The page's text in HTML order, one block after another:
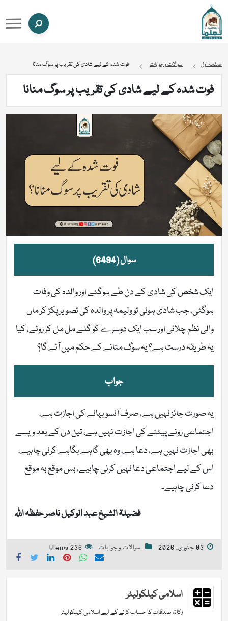
صفحہ اول سوالات و جوابات فوت شدہ کے لیے شادی کی تقریب پر سوگ منانا
فوت شدہ کے لیے شادی کی تقریب پر سوگ منانا
سوال (6494)
ایک شخص کی شادی کے دن طے ہوگئے اور والدہ کی وفات
ہوگئی، جب شادی ہوئی تو ولیمہ پر والدہ کی تصویر پکڑ کر ماں
والی نظم چلائی اور سب ایک دوسرے کو گلے مل مل کر روئے، کیا
یہ طریقہ درست ہے؟ یہ سوگ منانے کے حکم میں آئے گا؟
جواب
یہ صورت جائز نہیں ہے، صرف آنسو بہانے کی اجازت ہے،
اجتماعی رونے پیٹنے کی اجازت نہیں ہے، تین دن کے بعد ویسے
بھی اجازت نہیں ہے، دعا ہے، وہ بھی گاہے بگاہے کرنی چاہیے،
اس کے لیے اجتماعی دعا نہیں کرنی چاہیے، بس موقع بہ موقع
دعا کرنی چاہیے۔
فضیلۃ الشیخ عبد الوکیل ناصر حفظہ اللہ
03 جنوری, 2026 سوالات و جوابات 236 Views
اسلامی کیلکولیٹر
زکاۃ، صدقات کا حساب کرنے کے لیے اسلامی کیلکولیٹر